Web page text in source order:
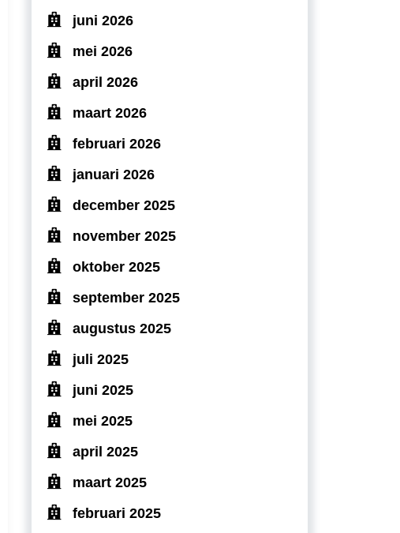
juni 2026
mei 2026
april 2026
maart 2026
februari 2026
januari 2026
december 2025
november 2025
oktober 2025
september 2025
augustus 2025
juli 2025
juni 2025
mei 2025
april 2025
maart 2025
februari 2025